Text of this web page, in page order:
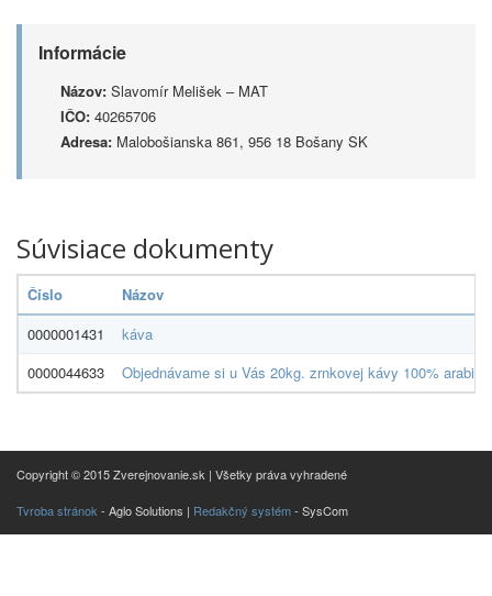
Informácie
Názov: Slavomír Melišek – MAT
IČO: 40265706
Adresa: Malobošianska 861, 956 18 Bošany SK
Súvisiace dokumenty
Číslo
Názov
0000001431
káva
0000044633
Objednávame si u Vás 20kg. zrnkovej kávy 100%
Copyright © 2015 Zverejnovanie.sk | Všetky práva vyhradené
Tvroba stránok - Aglo Solutions | Redakčný systém- SysCom